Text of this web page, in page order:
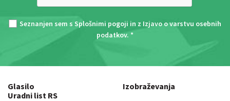
Seznanjen sem s Splošnimi pogoji in z Izjavo o varstvu osebnih
podatkov. *
Glasilo
Uradni list RS
Izobraževanja